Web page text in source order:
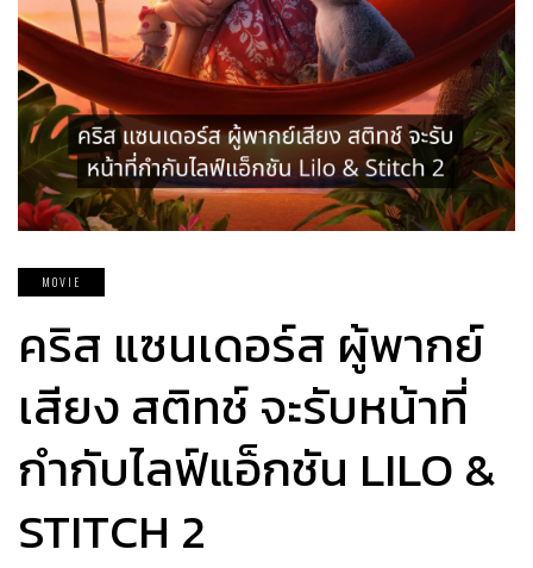
MOVIE
คริส แซนเดอร์ส ผู้พากย์
เสียง สติทช์ จะรับหน้าที่
กำกับไลฟ์แอ็กชัน LILO &
STITCH 2